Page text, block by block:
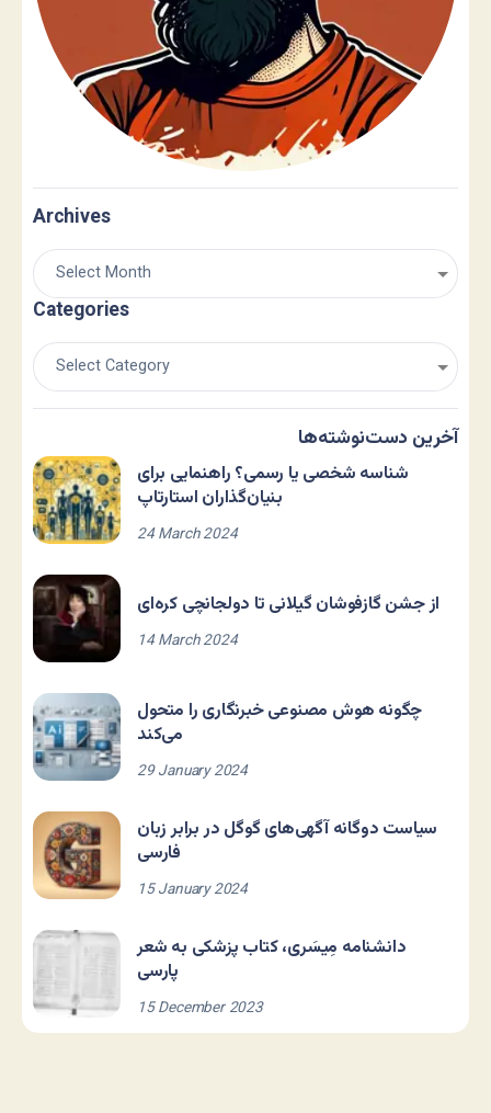
Archives
Categories
آخرین دست‌نوشته‌ها
شناسه شخصی یا رسمی؟ راهنمایی برای
بنیان‌گذاران استارتاپ
24 March 2024
از جشن گازفوشان گیلانی تا دولجانچی کره‌ای
14 March 2024
چگونه هوش مصنوعی خبرنگاری را متحول
می‌کند
29 January 2024
سیاست دوگانه آگهی‌های گوگل در برابر زبان
فارسی
15 January 2024
دانشنامه مِیسَری، کتاب پزشکی به شعر
پارسی
15 December 2023